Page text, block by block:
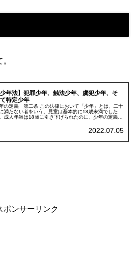
少年法】犯罪少年、触法少年、虞犯少年、そ
特定少年
の定義 第二条 この法律において「少年」とは、二十
満たない者をいう。児童は基本的に18歳未満でした
成人年齢は18歳に引き下げられたのに、少年の定義は
2022.07.05
ポンサーリンク